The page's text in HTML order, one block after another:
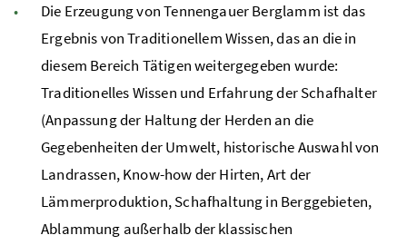
Die Erzeugung von Tennengauer Berglamm ist das
Ergebnis von Traditionellem Wissen, das an die in
diesem Bereich Tätigen weitergegeben wurde:
Traditionelles Wissen und Erfahrung der Schafhalter
(Anpassung der Haltung der Herden an die
Gegebenheiten der Umwelt, historische Auswahl von
Landrassen, Know-how der Hirten, Art der
Lämmerproduktion, Schafhaltung in Berggebieten,
Ablammung außerhalb der klassischen